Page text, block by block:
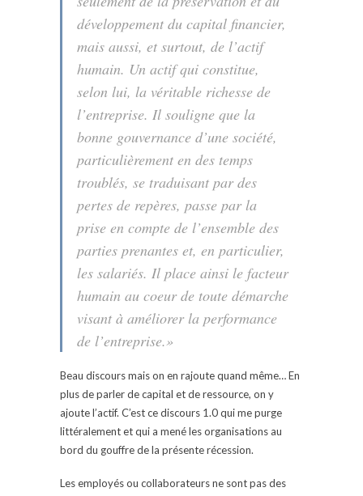
développement du capital financier,
mais aussi, et surtout, de l’actif
humain. Un actif qui constitue,
selon lui, la véritable richesse de
l’entreprise. Il souligne que la
bonne gouvernance d’une société,
particulièrement en des temps
troublés, se traduisant par des
pertes de repères, passe par la
prise en compte de l’ensemble des
parties prenantes et, en particulier,
les salariés. Il place ainsi le facteur
humain au coeur de toute démarche
visant à améliorer la performance
de l’entreprise.»
Beau discours mais on en rajoute quand même… En
plus de parler de capital et de ressource, on y
ajoute l’actif. C’est ce discours 1.0 qui me purge
littéralement et qui a mené les organisations au
bord du gouffre de la présente récession.
Les employés ou collaborateurs ne sont pas des